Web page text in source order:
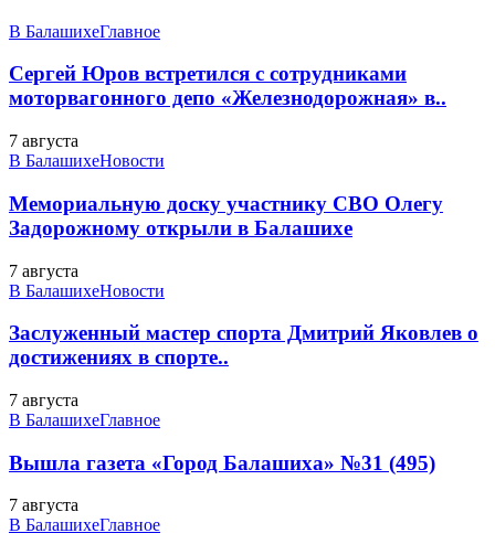
В БалашихеГлавное
Сергей Юров встретился с сотрудниками
моторвагонного депо «Железнодорожная» в..
7 августа
В БалашихеНовости
Мемориальную доску участнику СВО Олегу
Задорожному открыли в Балашихе
7 августа
В БалашихеНовости
Заслуженный мастер спорта Дмитрий Яковлев о
достижениях в спорте..
7 августа
В БалашихеГлавное
Вышла газета «Город Балашиха» №31 (495)
7 августа
В БалашихеГлавное